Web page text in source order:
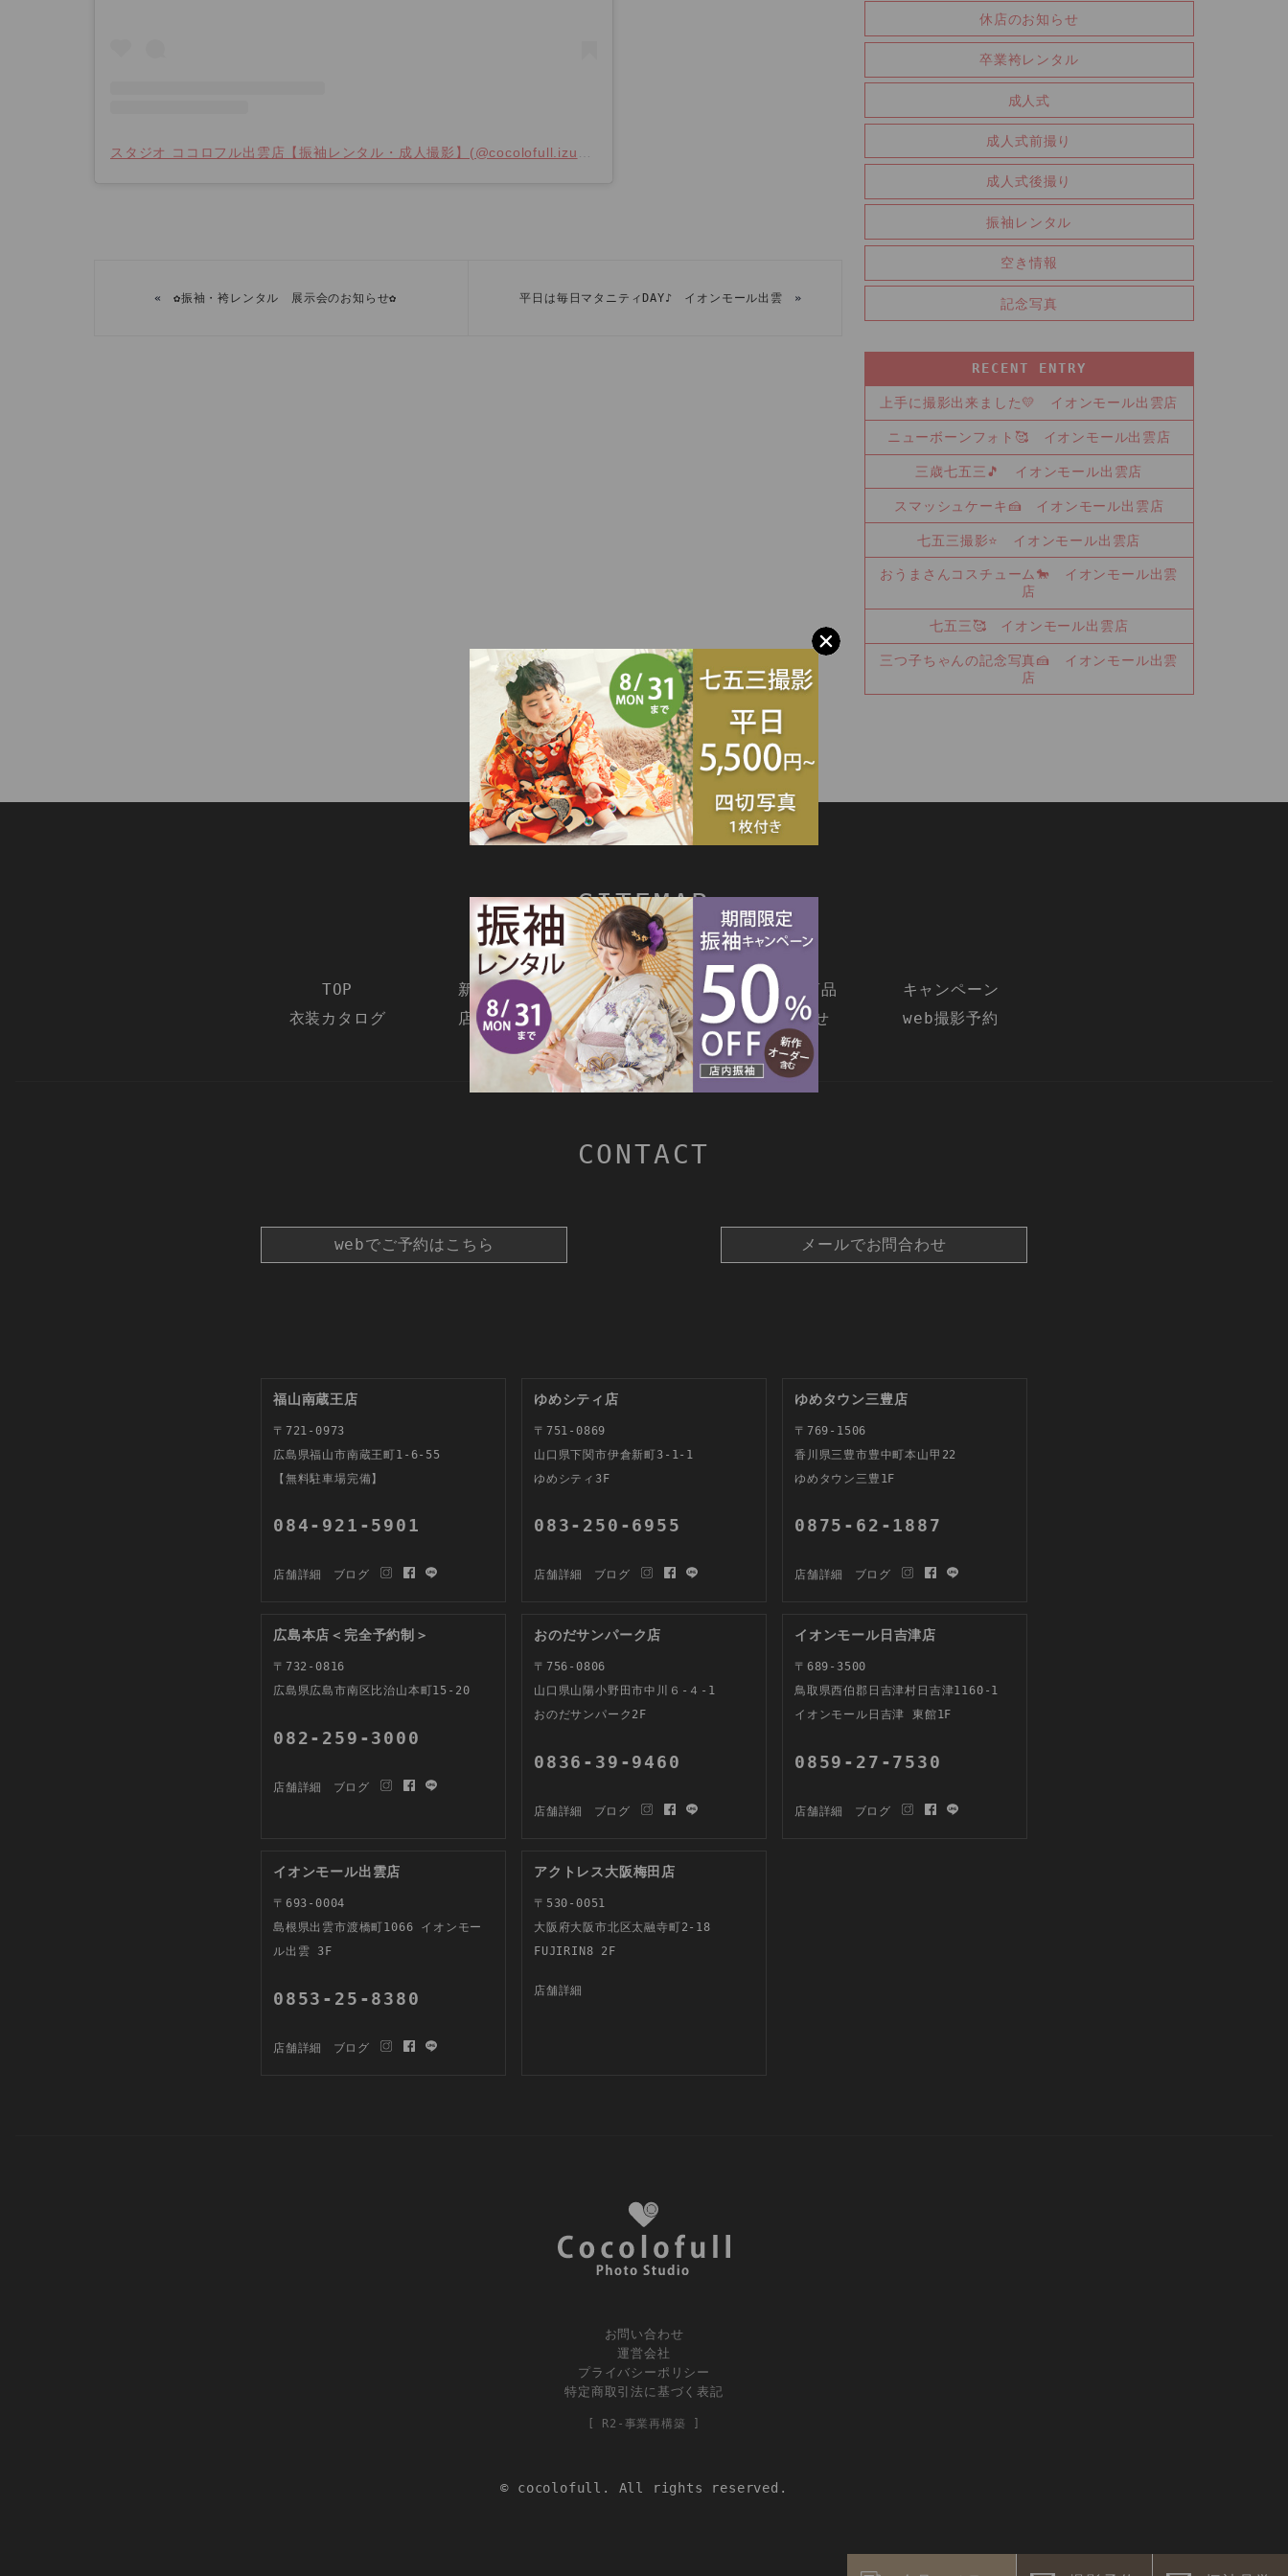
スタジオ ココロフル出雲店【振袖レンタル・成人撮影】(@cocolofull.izumo_furisode)がシェアした投稿
« ✿振袖・袴レンタル 展示会のお知らせ✿ 平日は毎日マタニティDAY♪ イオンモール出雲 »
休店のお知らせ
卒業袴レンタル
成人式
成人式前撮り
成人式後撮り
振袖レンタル
空き情報
記念写真
RECENT ENTRY
上手に撮影出来ました💛 イオンモール出雲店
ニューボーンフォト🥰 イオンモール出雲店
三歳七五三🎵 イオンモール出雲店
スマッシュケーキ🍰 イオンモール出雲店
七五三撮影⭐ イオンモール出雲店
おうまさんコスチューム🐎 イオンモール出雲
店
七五三🥰 イオンモール出雲店
三つ子ちゃんの記念写真🍰 イオンモール出雲
店
SITEMAP
TOP 新着情報 撮影メニュー 料金・商品
キャンペーン
衣装カタログ
店舗情報 よくあるご質問 お問合せ web撮影予約
CONTACT
webでご予約はこちら メールでお問合わせ
福山南蔵王店
〒721-0973
広島県福山市南蔵王町1-6-55
【無料駐車場完備】
084-921-5901
店舗詳細 ブログ
ゆめシティ店
〒751-0869
山口県下関市伊倉新町3-1-1
ゆめシティ3F
083-250-6955
店舗詳細 ブログ
ゆめタウン三豊店
〒769-1506
香川県三豊市豊中町本山甲22
ゆめタウン三豊1F
0875-62-1887
店舗詳細 ブログ
広島本店＜完全予約制＞
〒732-0816
広島県広島市南区比治山本町15-20
082-259-3000
店舗詳細 ブログ
おのだサンパーク店
〒756-0806
山口県山陽小野田市中川６-４-1
おのだサンパーク2F
0836-39-9460
店舗詳細 ブログ
イオンモール日吉津店
〒689-3500
鳥取県西伯郡日吉津村日吉津1160-1
イオンモール日吉津 東館1F
0859-27-7530
店舗詳細 ブログ
イオンモール出雲店
〒693-0004
島根県出雲市渡橋町1066 イオンモー
ル出雲 3F
0853-25-8380
店舗詳細 ブログ
アクトレス大阪梅田店
〒530-0051
大阪府大阪市北区太融寺町2-18
FUJIRIN8 2F
店舗詳細
お問い合わせ
運営会社
プライバシーポリシー
特定商取引法に基づく表記
[ R2-事業再構築 ]
© cocolofull. All rights reserved.